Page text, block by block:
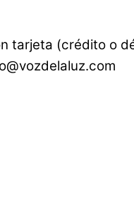
tarjeta (crédito o